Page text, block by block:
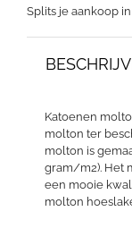
Splits je aankoop
Katoenen
molton ter
molton is
gram/m2). Het
een mooie
molton